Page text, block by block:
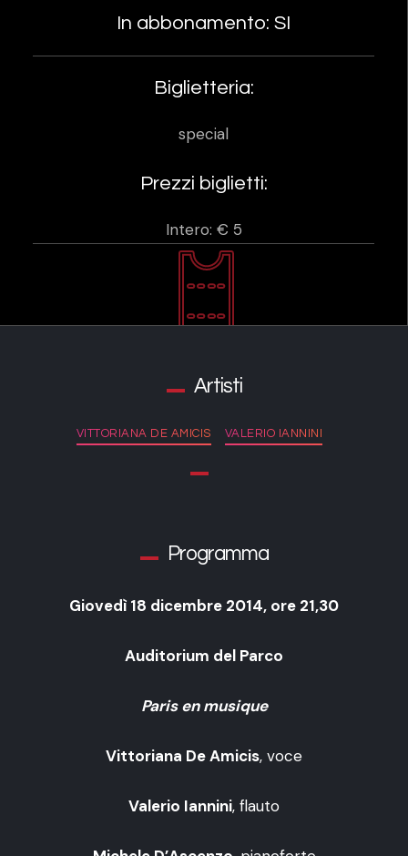
In abbonamento: SI
Biglietteria:
special
Prezzi biglietti:
Intero: € 5
Artisti
VITTORIANA DE AMICIS VALERIO IANNINI
Programma
Giovedì 18 dicembre 2014, ore 21,30
Auditorium del Parco
Paris en musique
Vittoriana De Amicis, voce
Valerio Iannini, flauto